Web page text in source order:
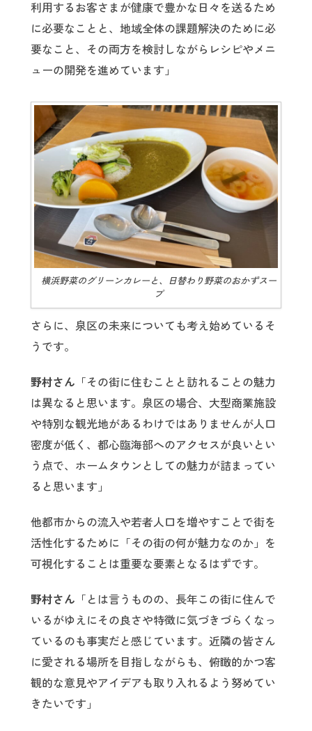
利用するお客さまが健康で豊かな日々を送るため
に必要なことと、地域全体の課題解決のために必
要なこと、その両方を検討しながらレシピやメニ
ューの開発を進めています」
横浜野菜のグリーンカレーと、日替わり野菜のおかずスー
プ
さらに、泉区の未来についても考え始めているそ
うです。
野村さん 「その街に住むことと訪れることの魅力
は異なると思います。泉区の場合、大型商業施設
や特別な観光地があるわけではありませんが人口
密度が低く、都心臨海部へのアクセスが良いとい
う点で、ホームタウンとしての魅力が詰まってい
ると思います」
他都市からの流入や若者人口を増やすことで街を
活性化するために「その街の何が魅力なのか」を
可視化することは重要な要素となるはずです。
野村さん 「とは言うものの、長年この街に住んで
いるがゆえにその良さや特徴に気づきづらくなっ
ているのも事実だと感じています。近隣の皆さん
に愛される場所を目指しながらも、俯瞰的かつ客
観的な意見やアイデアも取り入れるよう努めてい
きたいです」